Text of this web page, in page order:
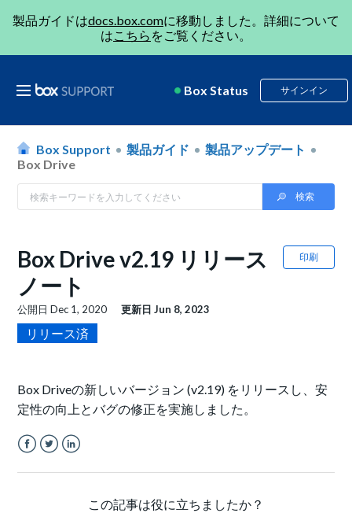
製品ガイドはdocs.box.comに移動しました。詳細について
はこちら をご覧ください。
Box Status サインイン
Box Support 製品ガイド
製品アップデート
Box Drive
印刷
Box Drive v2.19 リリース
ノート
公開日Dec 1, 2020 更新日Jun 8, 2023
リリース済
Box Driveの新しいバージョン (v2.19) をリリースし、安
定性の向上とバグの修正を実施しました。
この記事は役に立ちましたか？